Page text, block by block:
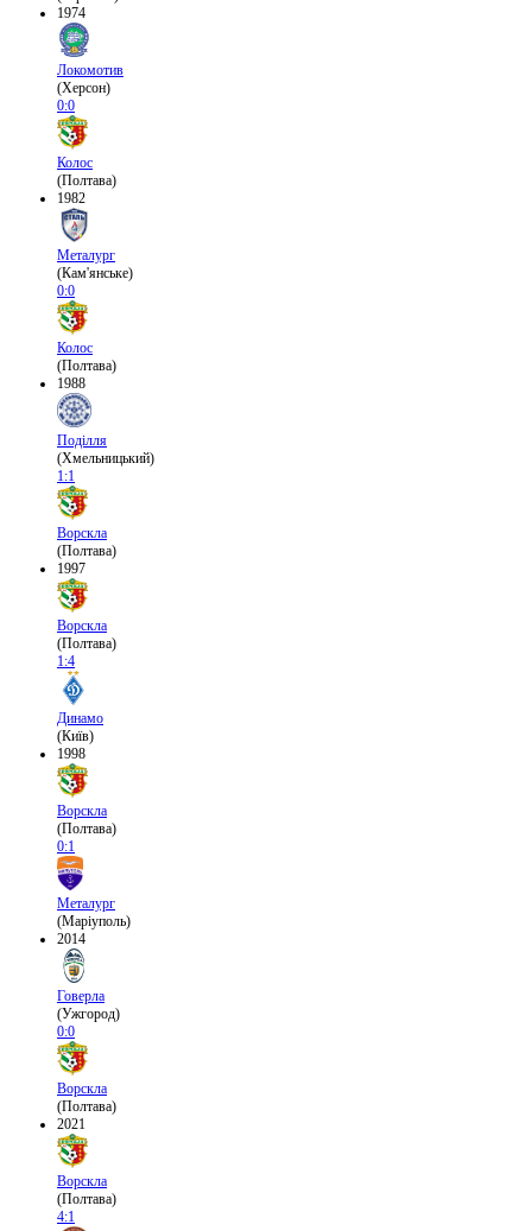
1974
Локомотив
(Херсон)
0:0
Колос
(Полтава)
1982
Металург
(Кам'янське)
0:0
Колос
(Полтава)
1988
Поділля
(Хмельницький)
1:1
Ворскла
(Полтава)
1997
Ворскла
(Полтава)
1:4
Динамо
(Київ)
1998
Ворскла
(Полтава)
0:1
Металург
(Маріуполь)
2014
Говерла
(Ужгород)
0:0
Ворскла
(Полтава)
2021
Ворскла
(Полтава)
4:1